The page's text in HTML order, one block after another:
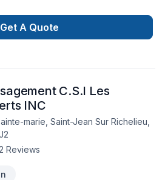
Ouvrages métalliques6.2
Isolation étanchéité
extérieur8 Portes et fenêtres9
(Association des
et de l'habitation)
Get A Quote
C.S.I Les
INC
marie, Saint-Jean Sur Richelieu,
2 Reviews